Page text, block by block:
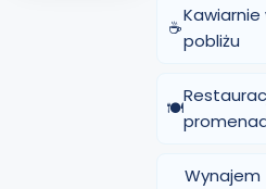
☕
Kawiarnie
pobliżu
🍽️
Wynajem